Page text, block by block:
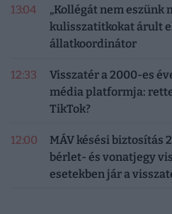
13:04
„Kollégát nem eszünk
kulisszatitkokat árult
állatkoordinátor
12:33
Visszatér a 2000-es
média platformja:
TikTok?
12:00
MÁV késési biztosítás
bérlet- és vonatjegy
esetekben jár a